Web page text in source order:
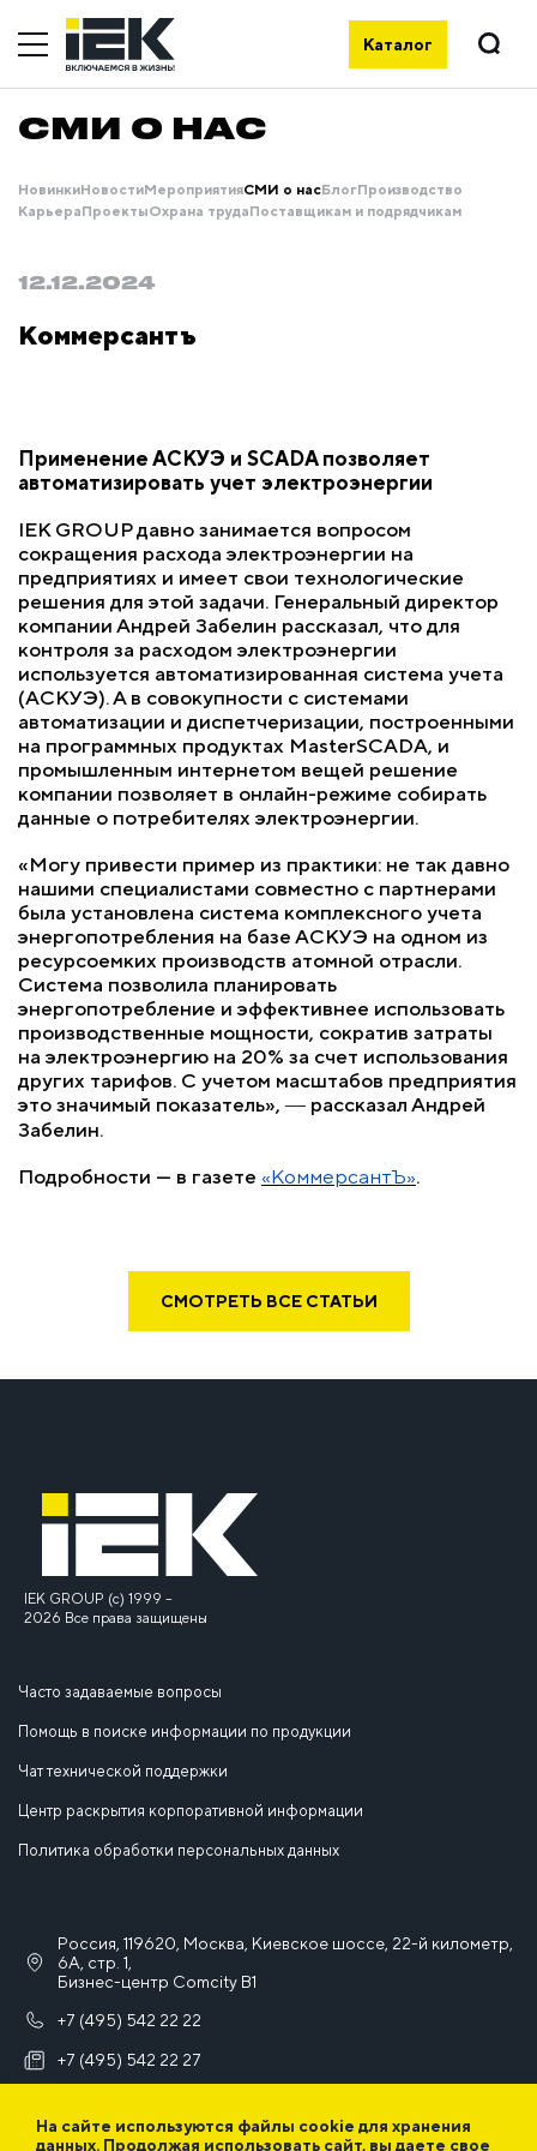
Каталог
СМИ О НАС
НовинкиНовостиМероприятияСМИ о насБлогПроизводство
КарьераПроектыОхрана трудаПоставщикам и подрядчикам
12.12.2024
Коммерсантъ
Применение АСКУЭ и SCADA позволяет
автоматизировать учет электроэнергии
IEK GROUP давно занимается вопросом
сокращения расхода электроэнергии на
предприятиях и имеет свои технологические
решения для этой задачи. Генеральный директор
компании Андрей Забелин рассказал, что для
контроля за расходом электроэнергии
используется автоматизированная система учета
(АСКУЭ). А в совокупности с системами
автоматизации и диспетчеризации, построенными
на программных продуктах MasterSCADA, и
промышленным интернетом вещей решение
компании позволяет в онлайн-режиме собирать
данные о потребителях электроэнергии.
«Могу привести пример из практики: не так давно
нашими специалистами совместно с партнерами
была установлена система комплексного учета
энергопотребления на базе АСКУЭ на одном из
ресурсоемких производств атомной отрасли.
Система позволила планировать
энергопотребление и эффективнее использовать
производственные мощности, сократив затраты
на электроэнергию на 20% за счет использования
других тарифов. С учетом масштабов предприятия
это значимый показатель», ― рассказал Андрей
Забелин.
Подробности — в газете «КоммерсантЪ».
СМОТРЕТЬ ВСЕ СТАТЬИ
IEK GROUP (c) 1999 –
2026 Все права защищены
Часто задаваемые вопросы
Помощь в поиске информации по продукции
Чат технической поддержки
Центр раскрытия корпоративной информации
Политика обработки персональных данных
Россия, 119620, Москва, Киевское шоссе, 22-й километр,
6А, стр. 1,
Бизнес-центр Comcity B1
+7 (495) 542 22 22
+7 (495) 542 22 27
На сайте используются файлы cookie для хранения
данных. Продолжая использовать сайт, вы даете свое